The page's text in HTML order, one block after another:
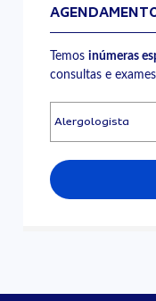
Temosinúmeras
consultas e